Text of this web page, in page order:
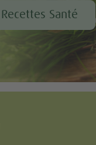
Recettes Santé